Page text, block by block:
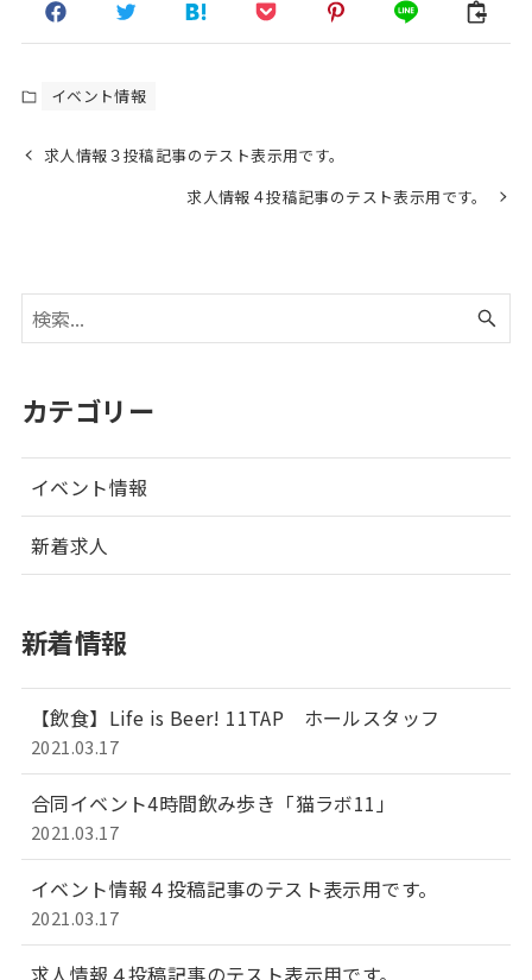
イベント情報
求人情報３投稿記事のテスト表示用です。
求人情報４投稿記事のテスト表示用です。
カテゴリー
イベント情報
新着求人
新着情報
【飲食】Life is Beer! 11TAP ホールスタッフ
2021.03.17
合同イベント4時間飲み歩き「猫ラボ11」
2021.03.17
イベント情報４投稿記事のテスト表示用です。
2021.03.17
求人情報４投稿記事のテスト表示用です。